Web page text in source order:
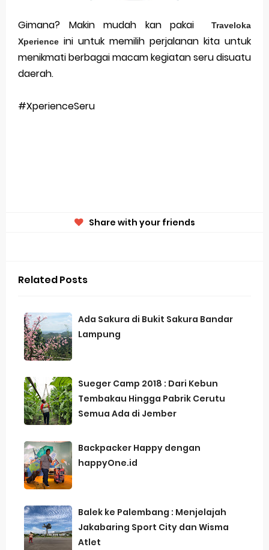
Gimana? Makin mudah kan pakai
Traveloka
Xperience ini untuk memilih perjalanan kita untuk
menikmati berbagai macam kegiatan seru disuatu
daerah.
#XperienceSeru
Share with your friends
Related Posts
Ada Sakura di Bukit Sakura Bandar
Lampung
Sueger Camp 2018 : Dari Kebun
Tembakau Hingga Pabrik Cerutu
Semua Ada di Jember
Backpacker Happy dengan
happyOne.id
Balek ke Palembang : Menjelajah
Jakabaring Sport City dan Wisma
Atlet